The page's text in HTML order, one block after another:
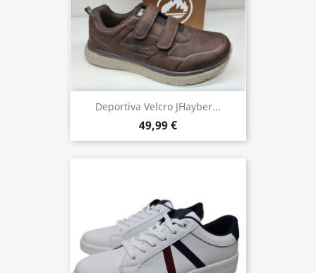
Deportiva Velcro J`hayber...
49,99 €